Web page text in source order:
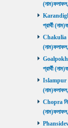
Karandighi
প্রার্থী
Chakulia
প্রার্থী
Islampur
Chopra